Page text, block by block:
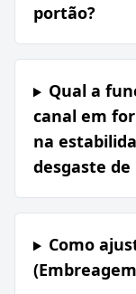
portão?
Qual a
canal em
na
desgaste de
Como